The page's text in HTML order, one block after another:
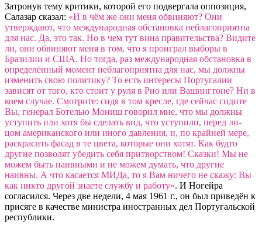
Затронув тему критики, которой его подвергала оппозиция,
Салазар сказал: «И в чём же они меня обвиняют? Они
утверждают, что международная обстановка неблагоприятна
для нас. Да, это так. Но в чем тут вина правительства? Видите
ли, они обвиняют меня в том, что я проиграл выборы в
Бразилии и США. Но тогда, раз международная обстановка в
определённый момент неблагоприятна для нас, мы должны
изменить свою политику? То есть интересы Португалии
зависят от того, кто стоит у руля в Рио или Вашингтоне? Ни в
коем случае. Смотрите: сидя в том кресле, где сейчас сидите
Вы, генерал Ботелью Мониш говорил мне, что мы должны
уступить или хотя бы сделать вид, что уступили, перед ли-
цом американского или иного давления, и, по крайней мере,
раскрасить фасад в те цвета, которые они хотят. Как будто
другие позволят убедить себя притворством! Сказки! Мы не
можем быть наивными и не можем думать, что другие
наивны. А что касается МИДа, то я Вам ничего не скажу: Вы
как никто другой знаете службу и работу». И Ногейра
согласился. Через две недели, 4 мая 1961 г., он был приведён к
присяге в качестве министра иностранных дел Португальской
республики.